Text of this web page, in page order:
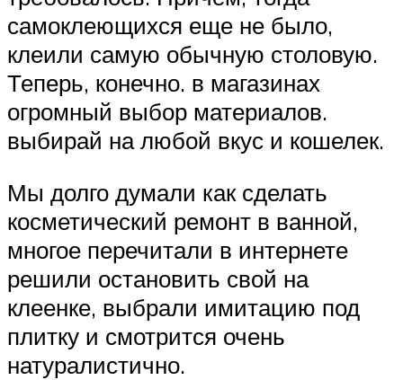
самоклеющихся еще не было,
клеили самую обычную столовую.
Теперь, конечно. в магазинах
огромный выбор материалов.
выбирай на любой вкус и кошелек.
Мы долго думали как сделать
косметический ремонт в ванной,
многое перечитали в интернете
решили остановить свой на
клеенке, выбрали имитацию под
плитку и смотрится очень
натуралистично.